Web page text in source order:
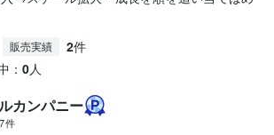
販売実績 2件
： 0人
カンパニー
件